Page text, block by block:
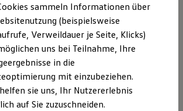
Gewinn
Tutorials
EVERY1
OriginalFelgen
handelt es sich um Volkswagen Original
verbaut werden. Sie können natürlich
Ihren Volkswagenmit Original
die OriginalFelgen an der
.
sammeln Informationen über
(beispielsweise
Verweildauer je Seite, Klicks)
uns bei Teilnahme, Ihre
in die
mit einzubeziehen.
sie uns, Ihr Nutzererlebnis
auf Sie zuzuschneiden.